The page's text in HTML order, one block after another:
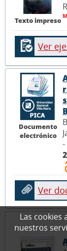
Texto impreso
Ver
Documento
electrónico
Ver
Las cookies
nuestros